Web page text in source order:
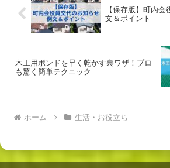
【保存版】町内
文＆ポイント
木工用ボンドを早く乾かす裏ワザ！プロ
も驚く簡単テクニック
ホーム 生活・お役立ち